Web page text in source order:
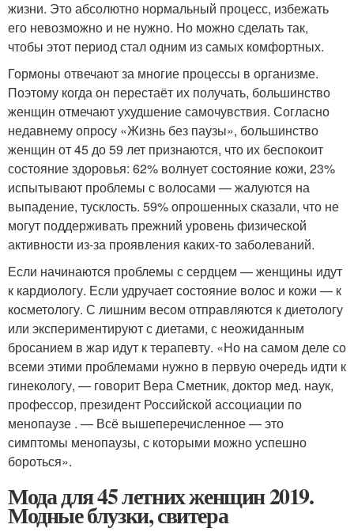
жизни. Это абсолютно нормальный процесс, избежать
его невозможно и не нужно. Но можно сделать так,
чтобы этот период стал одним из самых комфортных.
Гормоны отвечают за многие процессы в организме.
Поэтому когда он перестаёт их получать, большинство
женщин отмечают ухудшение самочувствия. Согласно
недавнему опросу «Жизнь без паузы», большинство
женщин от 45 до 59 лет признаются, что их беспокоит
состояние здоровья: 62% волнует состояние кожи, 23%
испытывают проблемы с волосами — жалуются на
выпадение, тусклость. 59% опрошенных сказали, что не
могут поддерживать прежний уровень физической
активности из-за проявления каких-то заболеваний.
Если начинаются проблемы с сердцем — женщины идут
к кардиологу. Если удручает состояние волос и кожи — к
косметологу. С лишним весом отправляются к диетологу
или экспериментируют с диетами, с неожиданным
бросанием в жар идут к терапевту. «Но на самом деле со
всеми этими проблемами нужно в первую очередь идти к
гинекологу, — говорит Вера Сметник, доктор мед. наук,
профессор, президент Российской ассоциации по
менопаузе . — Всё вышеперечисленное — это
симптомы менопаузы, с которыми можно успешно
бороться».
Мода для 45 летних женщин 2019.
Модные блузки, свитера